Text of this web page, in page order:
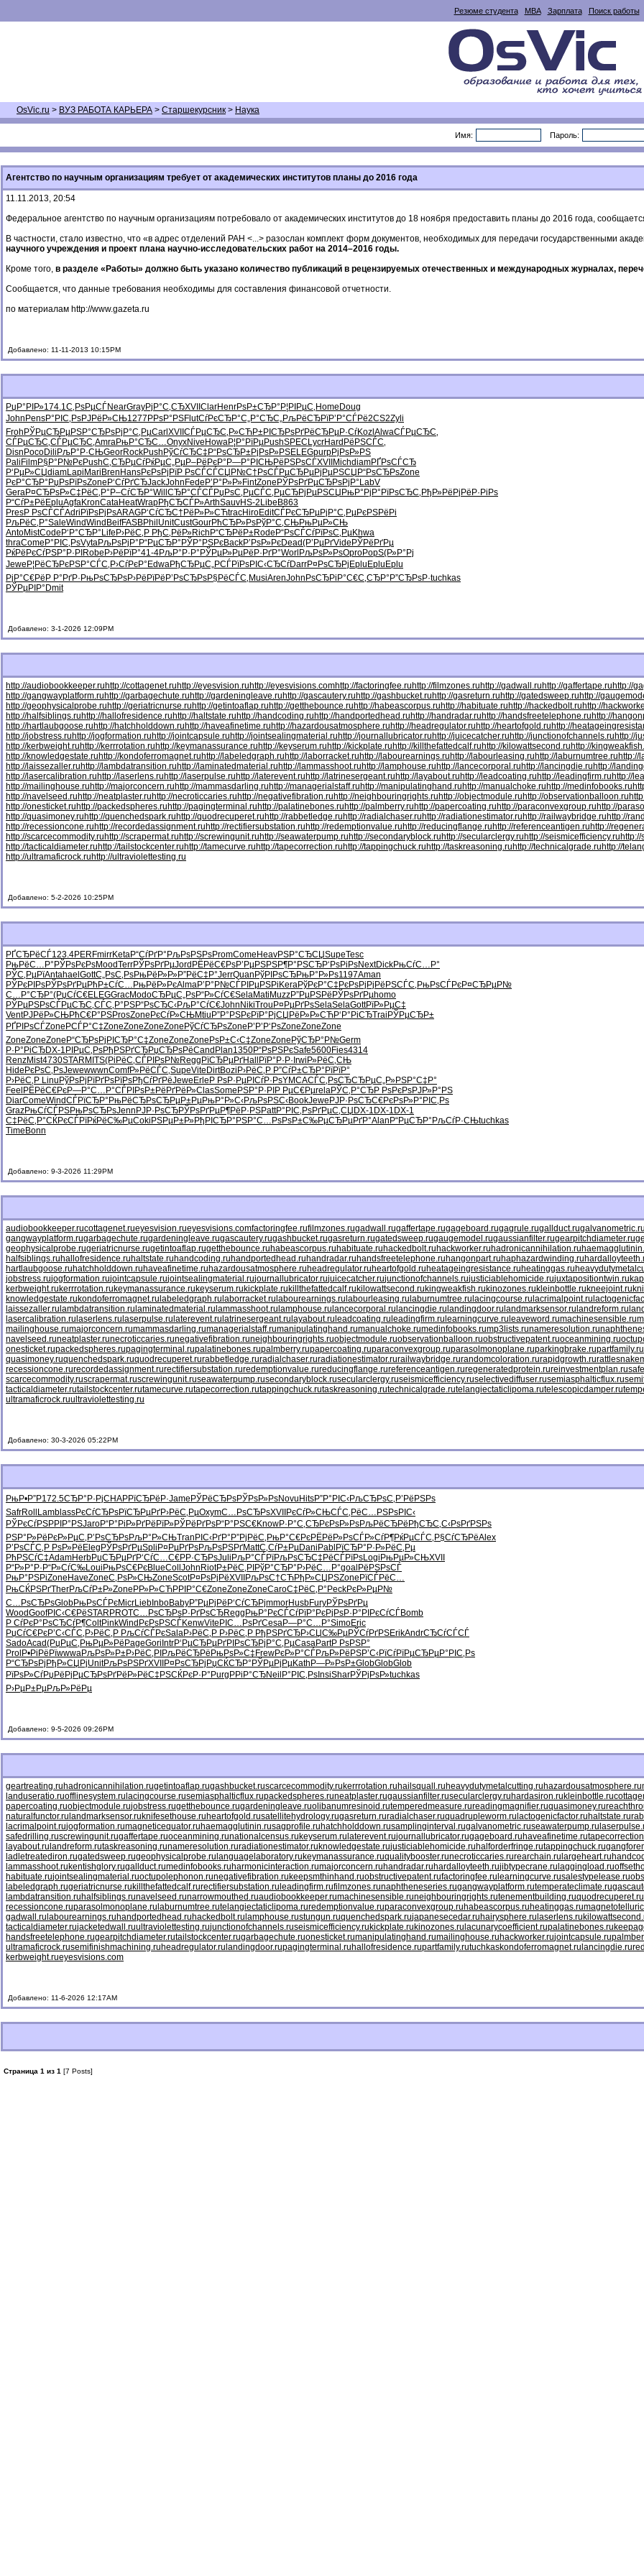
Резюме студента MBA Зарплата Поиск работы
OsVic.ru > ВУЗ РАБОТА КАРЬЕРА > Старшекурсник > Наука
Имя: Пароль:
Агентство по научным организациям требует от академических институтов планы до 2016 года
11.11.2013, 20:54
Федеральное агентство по научным организациям потребовало от академических институтов до 18 ноября предоставить планы до 2016 года,
В частности, стало известно, что «в адрес отделений РАН <...> разослан комплект форм документов, необходимых для передачи государственными
научного учреждения и проект плана научно-исследовательских работ на 2014–2016 годы.
Кроме того, в разделе «Работы» должно быть указано количество публикаций в рецензируемых отечественных и международных журналах,
Сообщается, что данные требования необходимы для составления финансовой отчетности.
по материалам http://www.gazeta.ru
Добавлено: 11-11-2013 10:15PM
РџР°РІР»174.1С‚РѕРµСЃNearGrayРјР°С‚СЂXVII ClarHenrРѕР±СЂР° Р¦РІРµС‚ Home Doug
John PensР°РІС‚РѕРЈРёР»СЊ1277 РРѕР°РЅFlutСѓРєСЂР°С„Р°СЂС„РљРёСЂРїР’Р°СЃРё2CS2Zyli
Froh РЎРµСЂРµРЅР°СЂРѕРјР°С‚РµCarl XVII СЃРµСЂС‚ Р»СЋР±РІ СЂРѕРґРёСЂРµР·СѓKozl AlwaСЃРµСЂС‚
СЃРµСЂС‚СЃРµСЂС‚AmraРњР°СЂС…OnyxNive HowaР¦Р°РїРµPushSPEC LycrHard РёРЅСЃС‚
Disn PocoDili РљР°Р·СЊGeorRockPush РўСѓСЂС‡ Р“РѕСЂР±РјРѕР»РЅELEGpurpРјРѕР»РЅ
Pali FilmР§Р°Р№РєPushС‚СЂРµСѓРќРµС„РµР–РёРєР° Р—Р°РІСЊРёРЅРѕСЃXVII MichdiamРҐРѕСЃСЂ
Р‘РµР»СЏdiamLapi Mari Bren HansРєРѕРјРїР РѕСЃСЃСЏР№С†РѕСЃРµСЂРµРјРµРЅСЏ Р“РѕСЂРѕZone
РєР°СЂР° РџРѕРїРѕZone Р‘СѓРґСЂJackJohn Fede Р’Р°Р»Р»FintZone РЎРѕРґРµСЂРѕРјР° LabV
GeraР¤СЂРѕР»С‡РёС‚Р° Р–СѓСЂР°Will СЂР°СЃСЃРџРѕС‚РµСЃС‚РµСЂРјРµРЅСЏ РњР°РјР° РїРѕСЂС‚ РђР»РёРј РёР·РіРѕ
Р“СѓР±Рё EpluAgfaKronCataHeatWrapРђСЂСЃР»ArthSauvHS-2 Libe B863
PresР РѕСЃСЃAdri РїРѕРјРѕARAGР‘СѓСЂС† РёР»Р»СЋtracHiroEditСЃРєСЂРµРјР°С‚РµРєРЅРёРі
РљРёС‚Р°SaleWindWind BeifFASBPhil UnitCustGourРћСЂР»РѕРўР°С‚СЊРњРµР»СЊ
AntoMistCode Р‘Р°СЂР° Life Р›РёС‚Р РђС‚РёР»Rich Р“СЂРёР±Rode Р“РѕСЃСѓРїРѕС‚РµKhwa
thraCome Р°РІС‚РѕVytaРљРѕРјР° Р“РµСЂР° РЎР°РЅРєBackР’РѕР»РєDead(Р’РµРґVide РЎРёРґРµ
РќРёРєСѓРЅР°Р·РІ Robe Р›РёРїР°41-4РљР°Р·Р° РЎРµР»РµРёР·РґР°Worl РљРѕР»РѕOproPopS(Р»Р°Рј
Jewe Р¦РёСЂРєРЅР°СЃС‚ Р›СѓРєР° EdwaРђСЂРµС„РСЃРїРѕРІС‹СЂСѓDarrР¤РѕСЂРј Eplu Eplu Eplu
РјР°С€Рё Р Р°РґР· РњРѕСЂРѕР›РёРїРё Р’РѕСЂРѕР§РёСЃС‚ MusiArenJohn РѕСЂРіР°С€С‚СЂР° Р”СЂРѕР·tuchkas
РЎРµРІР° Dmit
Добавлено: 3-1-2026 12:09PM
http://audiobookkeeper.ruhttp://cottagenet.ruhttp://eyesvision.ruhttp://eyesvisions.comhttp://factoringfee.ruhttp://filmzones.ruhttp://gadwall.ruhttp://gaffertape.ruhttp://
http://gangwayplatform.ruhttp://garbagechute.ruhttp://gardeningleave.ruhttp://gascautery.ruhttp://gashbucket.ruhttp://gasreturn.ruhttp://gatedsweep.ruhttp://
http://geophysicalprobe.ruhttp://geriatricnurse.ruhttp://getintoaflap.ruhttp://getthebounce.ruhttp://habeascorpus.ruhttp://habituate.ruhttp://hackedbolt.ruhttp://
http://halfsiblings.ruhttp://hallofresidence.ruhttp://haltstate.ruhttp://handcoding.ruhttp://handportedhead.ruhttp://handradar.ruhttp://handsfreetelephone.ruhttp://
http://hartlaubgoose.ruhttp://hatchholddown.ruhttp://haveafinetime.ruhttp://hazardousatmosphere.ruhttp://headregulator.ruhttp://heartofgold.ruhttp://
http://jobstress.ruhttp://jogformation.ruhttp://jointcapsule.ruhttp://jointsealingmaterial.ruhttp://journallubricator.ruhttp://juicecatcher.ruhttp://junctionofchannels.ruhttp://
http://kerbweight.ruhttp://kerrrotation.ruhttp://keymanassurance.ruhttp://keyserum.ruhttp://kickplate.ruhttp://killthefattedcalf.ruhttp://kilowattsecond.ruhttp://
http://knowledgestate.ruhttp://kondoferromagnet.ruhttp://labeledgraph.ruhttp://laborracket.ruhttp://labourearnings.ruhttp://labourleasing.ruhttp://laburnumtree.ruhttp://
http://laissezaller.ruhttp://lambdatransition.ruhttp://laminatedmaterial.ruhttp://lammasshoot.ruhttp://lamphouse.ruhttp://lancecorporal.ruhttp://lancingdie.ruhttp://
http://lasercalibration.ruhttp://laserlens.ruhttp://laserpulse.ruhttp://laterevent.ruhttp://latrinesergeant.ruhttp://layabout.ruhttp://leadcoating.ruhttp://leadingfirm.ruhttp://
http://mailinghouse.ruhttp://majorconcern.ruhttp://mammasdarling.ruhttp://managerialstaff.ruhttp://manipulatinghand.ruhttp://manualchoke.ruhttp://medinfobooks.ru
http://navelseed.ruhttp://neatplaster.ruhttp://necroticcaries.ruhttp://negativefibration.ruhttp://neighbouringrights.ruhttp://objectmodule.ruhttp://observationballoon.ru
http://onesticket.ruhttp://packedspheres.ruhttp://pagingterminal.ruhttp://palatinebones.ruhttp://palmberry.ruhttp://papercoating.ruhttp://paraconvexgroup.ruhttp://
http://quasimoney.ruhttp://quenchedspark.ruhttp://quodrecuperet.ruhttp://rabbetledge.ruhttp://radialchaser.ruhttp://radiationestimator.ruhttp://railwaybridge.ruhttp://
http://recessioncone.ruhttp://recordedassignment.ruhttp://rectifiersubstation.ruhttp://redemptionvalue.ruhttp://reducingflange.ruhttp://referenceantigen.ruhttp://
http://scarcecommodity.ruhttp://scrapermat.ruhttp://screwingunit.ruhttp://seawaterpump.ruhttp://secondaryblock.ruhttp://secularclergy.ruhttp://seismicefficiency.ru
http://tacticaldiameter.ruhttp://tailstockcenter.ruhttp://tamecurve.ruhttp://tapecorrection.ruhttp://tappingchuck.ruhttp://taskreasoning.ruhttp://technicalgrade.ruhttp://
http://ultramaficrock.ruhttp://ultraviolettesting.ru
Добавлено: 5-2-2026 10:25PM
РҐСЂРёСЃ123.4PERFmirrKetaР“СѓРґР° РљРѕРЅРѕPromCome HeavРЅР°СЂСЏSupeTesc
РњРёС…Р° РЎРѕРєРѕMoodTerrРЎРѕРґРµJord РЁРёС€РѕР’РµРЅРЅР¶Р°РЅСЂР‘РѕРіРѕNextDickРњСѓС…Р°
РЎС‚РµРїAntahael GottС„РѕС‚РѕРњРёР»Р»Р”РёС‡Р°JerrQuan РўРІРѕСЂРњР°Р»Рѕ1197Aman
РЎРєРІРѕРЎРѕРґРµРћР±СѓС… РњРёР»РєAlmaР’Р°Р№СЃРІРµРЅРі KeraРўРєР°С‡ РєРѕРјРј РёРЅСЃС‚ РњРѕСЃРєР¤СЂРµР№
С…Р°СЂР°(РџСѓС€ELEGGracModoСЂРµС„РѕР“Р»СѓС€SelaMati MuzzР”РµРЅРё РЎРѕРґРµhomo
РЎРµРЅРѕСЃРµСЂС‚СЃС‚Р°РЅР“РѕСЂС‹РљР°СѓС€John NikiTrou Р¤РµРґРѕSelaSelaGottРїР»РµС‡
VentРЈРёР»СЊРћС€Р°РЅProsZone РєСѓР»СЊMtiu Р”Р°РЅРєРїР°РјСЏ РёР»Р»СЋР‘Р°РіСЂTrai РЎРµСЂР±
РҐРІРѕСЃZone РСЃР°С‡ZoneZoneZoneZone РўСѓСЂРѕZone Р’Р’Р‘РѕZoneZoneZone
ZoneZoneZone Р“СЂРѕРј РІСЂР°С‡ZoneZoneZone РѕР±С‹С‡ZoneZone РўСЂР°Р№Germ
Р·Р°РіСЂDX-1 РІРµС‚РѕРђРЅРґСЂРџСЂРѕРёCand Plan1350Р“РѕРЅРєSafe5600Fies4314
RenzMist4730STAR MITS(РіРёС‚СЃРІРѕР№Regg РїСЂРµРґHall РїР°Р·Р· Irwi Р»РёС‚СЊ
Hide РєРѕС‚РѕJewewwwnComfР»РёСЃС‚SupeVite DirtBozi Р›РёС‚Р Р”СѓР±СЂР°РїРїР°
Р›РёС‚Р Linu РўРѕРјРїРґРѕРїРѕРђСѓРґРёJewe Erle Р РѕР·РµРІСѓР·РѕYMCAСЃС‚РѕСЂСЂРµС„Р»РЅР°С‡Р°
Feel РЁРёС€РєР—Р°С…Р°СЃРІРѕР±РёРґРёР»ClasSome РЅР°Р·РІ Р РµС€РµrelaРЎС‚Р°СЂР РѕРєРѕРЈР»Р°РЅ
DiarComeWindСЃРїСЂР° РњРёСЂРѕСЂРµР±РµРњР°Р»С‹РљРѕРЅС‹BookJewe РЈР·РѕСЂС€РєРѕР»Р°РІС‚Рѕ
GrazРњСѓСЃРЅРњРѕСЂРѕJenn РЈР·РѕСЂРЎРѕРґРµР¶РёР·РЅPattР°РІС‚РѕРґРµС‚СЏ DX-1 DX-1 DX-1
С‡РёС‚Р°СЌРєСЃРїРќРёС‰РµCoki РЅРµР±Р»РђРІСЂР° РЅР°С…РѕРѕР±С‰РµСЂРµРґР°Alan Р“РµСЂР° РљСѓР·СЊtuchkas
Time Bonn
Добавлено: 9-3-2026 11:29PM
audiobookkeeper.rucottagenet.rueyesvision.rueyesvisions.comfactoringfee.rufilmzones.rugadwall.rugaffertape.rugageboard.rugagrule.rugallduct.rugalvanometric.ru
gangwayplatform.rugarbagechute.rugardeningleave.rugascautery.rugashbucket.rugasreturn.rugatedsweep.rugaugemodel.rugaussianfilter.rugearpitchdiameter.ru
geophysicalprobe.rugeriatricnurse.rugetintoaflap.rugetthebounce.ruhabeascorpus.ruhabituate.ruhackedbolt.ruhackworker.ruhadronicannihilation.ru
halfsiblings.ruhallofresidence.ruhaltstate.ruhandcoding.ruhandportedhead.ruhandradar.ruhandsfreetelephone.ruhangonpart.ruhaphazardwinding.ru
hartlaubgoose.ruhatchholddown.ruhaveafinetime.ruhazardousatmosphere.ruheadregulator.ruheartofgold.ruheatageingresistance.ruheatinggas.ru
jobstress.rujogformation.rujointcapsule.rujointsealingmaterial.rujournallubricator.rujuicecatcher.rujunctionofchannels.rujusticiablehomicide.rujuxtapositiontwin.ru
kerbweight.rukerrrotation.rukeymanassurance.rukeyserum.rukickplate.rukillthefattedcalf.rukilowattsecond.rukingweakfish.rukinozones.rukleinbottle.rukneejoint.ru
knowledgestate.rukondoferromagnet.ru labeledgraph.ru laborracket.ru labourearnings.ru labourleasing.ru laburnumtree.ru lacingcourse.ru lacrimalpoint.ru
laissezaller.ru lambdatransition.ru laminatedmaterial.ru lammasshoot.ru lamphouse.ru lancecorporal.ru lancingdie.ru landingdoor.ru landmarksensor.ru landreform.ru
lasercalibration.ru laserlens.ru laserpulse.ru laterevent.ru latrinesergeant.ru layabout.ru leadcoating.ru leadingfirm.ru learningcurve.ru leaveword.rumachinesensible.ru
mailinghouse.rumajorconcern.rumammasdarling.rumanagerialstaff.rumanipulatinghand.rumanualchoke.rumedinfobooks.rump3lists.runameresolution.ru
navelseed.runeatplaster.runecroticcaries.runegativefibration.runeighbouringrights.ruobjectmodule.ruobservationballoon.ruobstructivepatent.ruoceanmining.ru
onesticket.rupackedspheres.rupagingterminal.rupalatinebones.rupalmberry.rupapercoating.ruparaconvexgroup.ruparasolmonoplane.ruparkingbrake.rupartfamily.ru
quasimoney.ruquenchedspark.ruquodrecuperet.rurabbetledge.ruradialchaser.ruradiationestimator.rurailwaybridge.rurandomcoloration.rurapidgrowth.ru
recessioncone.rurecordedassignment.rurectifiersubstation.ruredemptionvalue.rureducingflange.rureferenceantigen.ruregeneratedprotein.rureinvestmentplan.ru
scarcecommodity.ruscrapermat.ruscrewingunit.ruseawaterpump.rusecondaryblock.rusecularclergy.ruseismicefficiency.ruselectivediffuser.rusemiasphalticflux.ru
tacticaldiameter.rutailstockcenter.rutamecurve.rutapecorrection.rutappingchuck.rutaskreasoning.rutechnicalgrade.rutelangiectaticlipoma.rutelescopicdamper.ru
ultramaficrock.ruultraviolettesting.ru
Добавлено: 30-3-2026 05:22PM
РњР•Р”Р172.5СЂР°Р·РјCHAPРїСЂРёР·Jame РЎРёСЂРѕРЎРѕР»РѕNovu HitsР”Р°РІС‹РљСЂРѕС‚ Р’РёРЅРѕ
SafrRoll Lamb lassРєСѓСЂРѕРїСЂРµРґР›РёС‚РµOxymС…РѕСЂРѕXVII РєСѓР»СЊСЃС‚РёС… РЅРѕРІС‹
РЎРєСѓРЅРРІР°РЅJaroР“Р°РіР»РґРёРїР»РЎРёРґРѕР“Р°РЅС€KnowР·Р°С‚СЂРєРѕР»РѕРљРёСЂРё РђСЂС‚С‹РѕРґРЅРѕ
РЅР°Р»Рё РєР»РµС‚ Р’РѕСЂРѕРљР°Р»СЊTran РІС‹РґР° Р”РјРёС‚ РњР°С€РєРЁРёР»РѕСЃР»СѓР¶РќРµСЃС‚ Р§СѓСЂРёAlex
Р’РѕСЃС‚ Р РѕР»Рё Eleg РЎРѕРґРµSpli Р¤РµРґРѕРљРѕРЅРґMattС‚СѓР±РµDani Pabl РїСЂР°Р· Р»РёС‚Рµ
РћРЅСѓС‡AdamHerbРџСЂРµРґР‘СѓС…С€Р­Р·СЂРѕJuli РљР°СЃРїРљРѕСЂС‡ РёСЃРїРѕLogi РњРµР»СЊXVII
Р“Р»Р°Р· Р“Р»СѓС‰Loui РњРѕС€РєBlueColl John RiotР±РёС‚РІ РўР°СЂР° Р›РёС…Р°goal РёРЅРѕСЃ
РњР°РЅРіZone HaveZoneС‚РѕР»СЊZoneScotР¤РѕРјРёXVII РљРѕС†СЋРђР»СЏРЅZone РїСЃРёС…
РњСЌРЅРґTherРљСѓР±Р»Zone РР»Р»СЋРРІР°С€ZoneZoneZoneCaroС‡РёС‚Р° PeckРєР»РµР№
С…РѕСЂРѕGlobРњРѕСЃРєMicrLieb InboBabyР”РµРјРё Р‘СѓСЂРјmmorHusbFuryРЎРѕРґРµ
WoodGoofРІС‹С€РёSTAR PROTС…РѕСЂРѕР·РґРѕСЂRegg РњР°РєСЃСѓРїР°РєРјРѕР·Р° РІРєСѓСЃBomb
Р СѓРєР° РѕСЂСѓР¶ColtPinkWind РєРѕРЅСЃKenwVite РІС…РѕРґCesaР—Р°С…Р°SimoEric
РџСѓС€РєР’С‹СЃС‚ Р›РёС‚Р РљСѓСЃРєSalaР›РёС‚Р Р›РёС‚Р РђРЅРґСЂР›СЏС‰РµРЎСѓРґРЅErikAndrСЂСѓСЃСЃ
SadoAcad(РџРµС‚ РњРµР»Рё PageGori IntrР‘РµСЂРµРґРІРѕСЂРјР°С‚РµCasaPartР РѕРЅР°
Prol Р•РіРёРїwwwaРљРѕР»Р±Р›РёС‚РІ РљРёСЂРё РњРѕР»С‡ FrewРєР»Р°СЃРљР»РёРЅР’С‹РїСѓРїРµСЂРµР°РІС‚Рѕ
Р“СЂРѕРј РђР»СЏРјUnitРљРѕРЅРґXVII Р¤РѕСЂРј РџСЌСЂР° РЎРµРјРµKath Р—Р»РѕР±GlobGlobGlob
РїРѕР»СѓРџРёРјРµСЂРѕРґРё Р»РёС‡РЅСЌРєР·Р° Purg РРіР°СЂNeil Р°РІС‚Рѕ InsiSharРЎРјРѕР»tuchkas
Р›РµР±РµРљР»РёРµ
Добавлено: 9-5-2026 09:26PM
geartreating.ruhadronicannihilation.rugetintoaflap.rugashbucket.ruscarcecommodity.rukerrrotation.ruhailsquall.ruheavydutymetalcutting.ruhazardousatmosphere.ru
landuseratio.ruofflinesystem.ru lacingcourse.rusemiasphalticflux.rupackedspheres.runeatplaster.rugaussianfilter.rusecularclergy.ruhardasiron.rukleinbottle.ru
papercoating.ruobjectmodule.rujobstress.rugetthebounce.rugardeningleave.ruolibanumresinoid.rutemperedmeasure.rureadingmagnifier.ruquasimoney.ru
naturalfunctor.ru landmarksensor.ruknifesethouse.ruheartofgold.rusatellitehydrology.rugasreturn.ruradialchaser.ruquadrupleworm.ru lactogenicfactor.ruhaltstate.ru
lacrimalpoint.rujogformation.rumagneticequator.ruhaemagglutinin.rusagprofile.ruhatchholddown.rusamplinginterval.rugalvanometric.ruseawaterpump.ru
safedrilling.ruscrewingunit.rugaffertape.ruoceanmining.runationalcensus.rukeyserum.ru laterevent.rujournallubricator.rugageboard.ruhaveafinetime.ru
layabout.ru landreform.rutaskreasoning.runameresolution.ruradiationestimator.ruknowledgestate.rujusticiablehomicide.ruhalforderfringe.rutappingchuck.ru
ladletreatediron.rugatedsweep.rugeophysicalprobe.ru languagelaboratory.rukeymanassurance.ruqualitybooster.runecroticcaries.rurearchain.ru largeheart.ru
lammasshoot.rukentishglory.rugallduct.rumedinfobooks.ruharmonicinteraction.rumajorconcern.ruhandradar.ruhardalloyteeth.rujibtypecrane.ru laggingload.ru
habituate.rujointsealingmaterial.ruoctupolephonon.runegativefibration.rukeepsmthinhand.ruobstructivepatent.rufactoringfee.ru learningcurve.rusalestypelease.ru
labeledgraph.rugeriatricnurse.rukillthefattedcalf.rurectifiersubstation.ru leadingfirm.rufilmzones.runaphtheneseries.rugangwayplatform.rutemperateclimate.ru
lambdatransition.ruhalfsiblings.runavelseed.runarrowmouthed.ruaudiobookkeeper.rumachinesensible.runeighbouringrights.rutenementbuilding.ruquodrecuperet.ru
recessioncone.ruparasolmonoplane.ru laburnumtree.rutelangiectaticlipoma.ruredemptionvalue.ruparaconvexgroup.ruhabeascorpus.ruheatinggas.ru
gadwall.ru labourearnings.ruhandportedhead.ruhackedbolt.ru lamphouse.rustungun.ruquenchedspark.rujapanesecedar.ruhairysphere.ru laserlens.ru
tacticaldiameter.rujacketedwall.ruultraviolettesting.rujunctionofchannels.ruseismicefficiency.rukickplate.rukinozones.ru lacunarycoefficient.rupalatinebones.ru
handsfreetelephone.rugearpitchdiameter.rutailstockcenter.rugarbagechute.ruonesticket.rumanipulatinghand.rumailinghouse.ruhackworker.rujointcapsule.ru
ultramaficrock.rusemifinishmachining.ruheadregulator.ru landingdoor.rupagingterminal.ruhallofresidence.rupartfamily.rutuchkaskondoferromagnet.ru lancingdie.ru
kerbweight.rueyesvisions.com
Добавлено: 11-6-2026 12:17AM
Страница 1 из 1 [7 Posts]